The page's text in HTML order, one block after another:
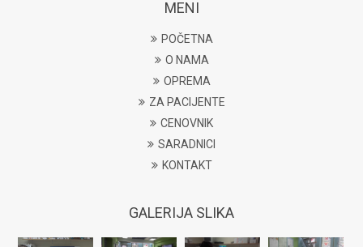
MENI
POČETNA
O NAMA
OPREMA
ZA PACIJENTE
CENOVNIK
SARADNICI
KONTAKT
GALERIJA SLIKA